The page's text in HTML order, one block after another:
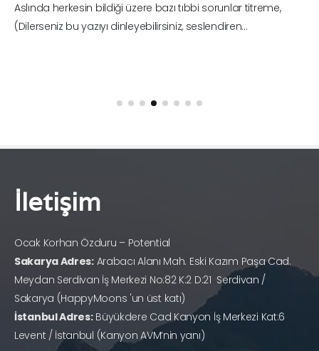
Aslında herkesin bildiği üzere bazı tıbbi sorunlar titreme,
(Dilerseniz bu yazıyı dinleyebilirsiniz, seslendiren...
İletişim
Ocak Korhan Özduru – Potential
Sakarya Adres:Arabacı Alanı Mah. Eski Kazım Paşa Cad.
Meydan Serdivan İş Merkezi No:82 K:2 D:21 Serdivan /
Sakarya (HappyMoons 'un üst katı)
İstanbul Adres:Büyükdere Cad Kanyon İş Merkezi Kat:6
Levent / İstanbul (Kanyon AVM’nin yanı)